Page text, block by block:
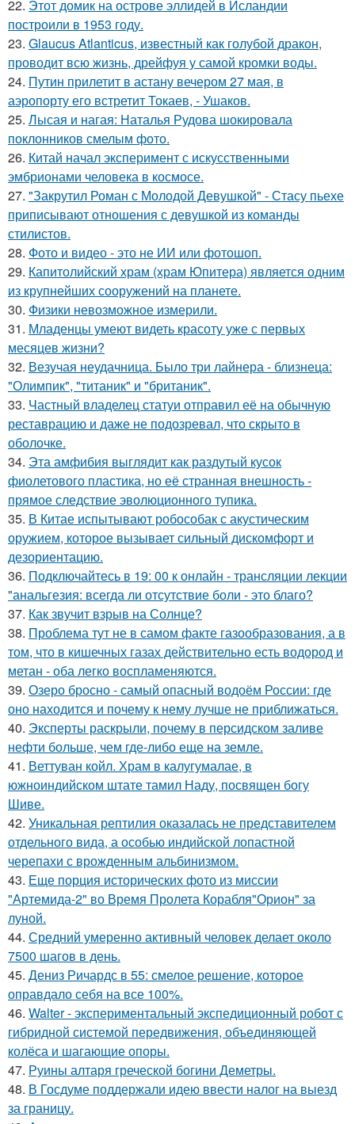
22. Этот домик на острове эллидей в Исландии
построили в 1953 году.
23. Glaucus Atlanticus, известный как голубой дракон,
проводит всю жизнь, дрейфуя у самой кромки воды.
24. Путин прилетит в астану вечером 27 мая, в
аэропорту его встретит Токаев, - Ушаков.
25. Лысая и нагая: Наталья Рудова шокировала
поклонников смелым фото.
26. Китай начал эксперимент с искусственными
эмбрионами человека в космосе.
27. "Закрутил Роман с Молодой Девушкой" - Стасу пьехе
приписывают отношения с девушкой из команды
стилистов.
28. Фото и видео - это не ИИ или фотошоп.
29. Капитолийский храм (храм Юпитера) является одним
из крупнейших сооружений на планете.
30. Физики невозможное измерили.
31. Младенцы умеют видеть красоту уже с первых
месяцев жизни?
32. Везучая неудачница. Было три лайнера - близнеца:
"Олимпик", "титаник" и "британик".
33. Частный владелец статуи отправил её на обычную
реставрацию и даже не подозревал, что скрыто в
оболочке.
34. Эта амфибия выглядит как раздутый кусок
фиолетового пластика, но её странная внешность -
прямое следствие эволюционного тупика.
35. В Китае испытывают робособак с акустическим
оружием, которое вызывает сильный дискомфорт и
дезориентацию.
36. Подключайтесь в 19: 00 к онлайн - трансляции лекции
"анальгезия: всегда ли отсутствие боли - это благо?
37. Как звучит взрыв на Солнце?
38. Проблема тут не в самом факте газообразования, а в
том, что в кишечных газах действительно есть водород и
метан - оба легко воспламеняются.
39. Озеро бросно - самый опасный водоём России: где
оно находится и почему к нему лучше не приближаться.
40. Эксперты раскрыли, почему в персидском заливе
нефти больше, чем где-либо еще на земле.
41. Веттуван койл. Храм в калугумалае, в
южноиндийском штате тамил Наду, посвящен богу
Шиве.
42. Уникальная рептилия оказалась не представителем
отдельного вида, а особью индийской лопастной
черепахи с врожденным альбинизмом.
43. Еще порция исторических фото из миссии
"Артемида-2" во Время Пролета Корабля"Орион" за
луной.
44. Средний умеренно активный человек делает около
7500 шагов в день.
45. Дениз Ричардс в 55: смелое решение, которое
оправдало себя на все 100%.
46. Walter - экспериментальный экспедиционный робот с
гибридной системой передвижения, объединяющей
колёса и шагающие опоры.
47. Руины алтаря греческой богини Деметры.
48. В Госдуме поддержали идею ввести налог на выезд
за границу.